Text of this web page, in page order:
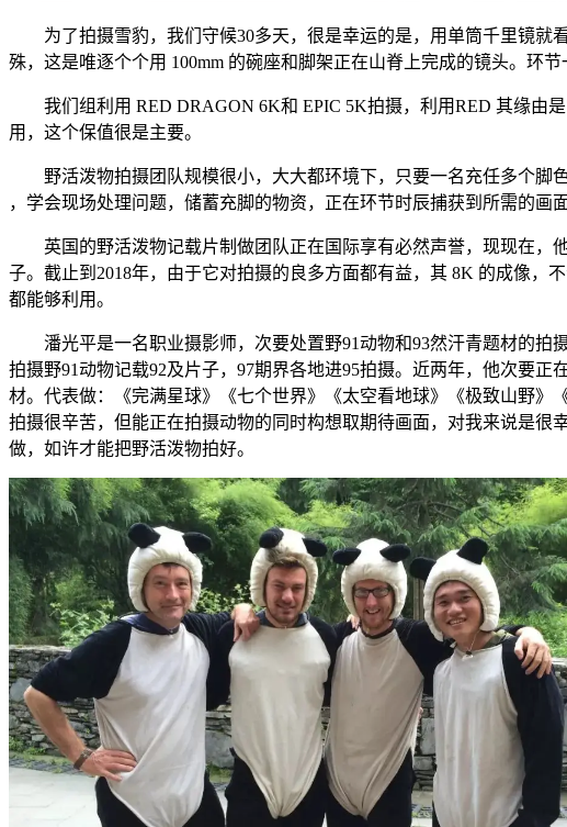
为了拍摄雪豹，我们守候30多天，很是幸运的是，用单筒千里镜就看
殊，这是唯逐个个用 100mm 的碗座和脚架正在山脊上完成的镜头。环
我们组利用 RED DRAGON 6K和 EPIC 5K拍摄，利用RED 其缘由
用，这个保值很是主要。
野活泼物拍摄团队规模很小，大大都环境下，只要一名充任多个脚
，学会现场处理问题，储蓄充脚的物资，正在环节时辰捕获到所需的画
英国的野活泼物记载片制做团队正在国际享有必然声誉，现现在，
子。截止到2018年，由于它对拍摄的良多方面都有益，其 8K 的成像，
都能够利用。
潘光平是一名职业摄影师，次要处置野91动物和93然汗青题材的拍
拍摄野91动物记载92及片子，97期界各地进95拍摄。近两年，他次要正
材。代表做：《完满星球》《七个世界》《太空看地球》《极致山野
拍摄很辛苦，但能正在拍摄动物的同时构想取期待画面，对我来说是
做，如许才能把野活泼物拍好。